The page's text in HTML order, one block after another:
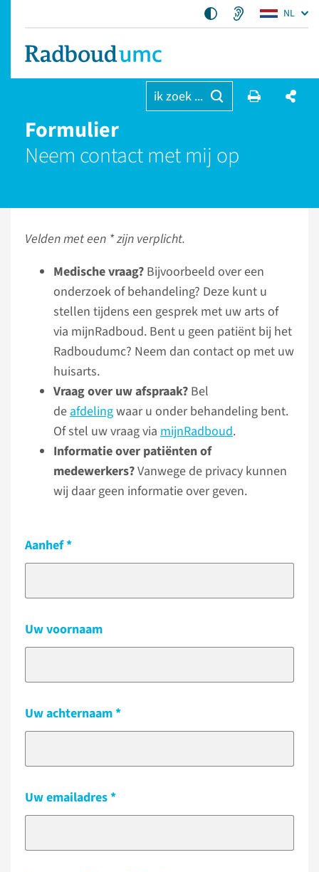
NL
ik zoek ...
Formulier
Neem contact met mij op
Velden met een * zijn verplicht.
Medische vraag? Bijvoorbeeld over een
onderzoek of behandeling? Deze kunt u
stellen tijdens een gesprek met uw arts of
via mijnRadboud. Bent u geen patiënt bij het
Radboudumc? Neem dan contact op met uw
huisarts.
Vraag over uw afspraak? Bel
deafdelingwaar u onder behandeling bent.
Of stel uw vraag via mijnRadboud.
Informatie over patiënten of
medewerkers?Vanwege de privacy kunnen
wij daar geen informatie over geven.
Aanhef
Uw voornaam
Uw achternaam
Uw emailadres